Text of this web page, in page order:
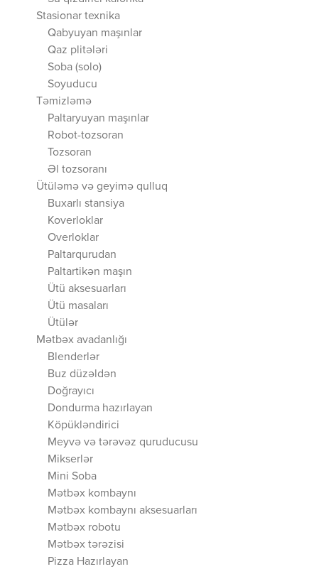
Stasionar texnika
Qabyuyan maşınlar
Qaz plitələri
Soba (solo)
Soyuducu
Təmizləmə
Paltaryuyan maşınlar
Robot-tozsoran
Tozsoran
Əl tozsoranı
Ütüləmə və geyimə qulluq
Buxarlı stansiya
Koverloklar
Overloklar
Paltarqurudan
Paltartikən maşın
Ütü aksesuarları
Ütü masaları
Ütülər
Mətbəx avadanlığı
Blenderlər
Buz düzəldən
Doğrayıcı
Dondurma hazırlayan
Köpükləndirici
Meyvə və tərəvəz quruducusu
Mikserlər
Mini Soba
Mətbəx kombaynı
Mətbəx kombaynı aksesuarları
Mətbəx robotu
Mətbəx tərəzisi
Pizza Hazırlayan